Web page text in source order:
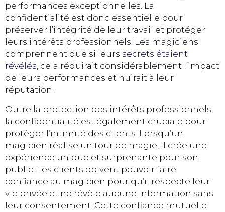
performances exceptionnelles. La
confidentialité est donc essentielle pour
préserver l’intégrité de leur travail et protéger
leurs intérêts professionnels. Les magiciens
comprennent que si leurs secrets étaient
révélés, cela réduirait considérablement l’impact
de leurs performances et nuirait à leur
réputation.
Outre la protection des intérêts professionnels,
la confidentialité est également cruciale pour
protéger l’intimité des clients. Lorsqu’un
magicien réalise un tour de magie, il crée une
expérience unique et surprenante pour son
public. Les clients doivent pouvoir faire
confiance au magicien pour qu’il respecte leur
vie privée et ne révèle aucune information sans
leur consentement. Cette confiance mutuelle